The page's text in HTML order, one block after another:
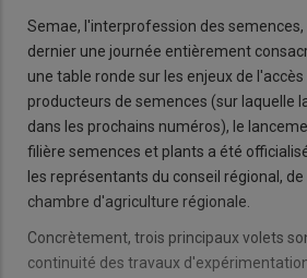
Semae, l'interprofession des
dernier une jour­née entièrement
une table ronde sur les enjeux de
producteurs de semences (sur laquelle
dans les prochains numéros), le
filière semences et plants a été
les repré­sentants du conseil régional,
chambre d'agri­culture régionale.
Concrètement, trois principaux volets
continuité des travaux